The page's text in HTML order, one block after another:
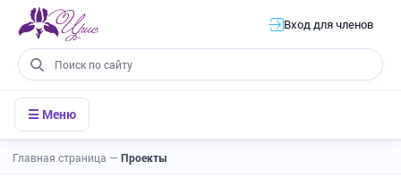
Вход для членов
☰ Меню
Главная страница — Проекты